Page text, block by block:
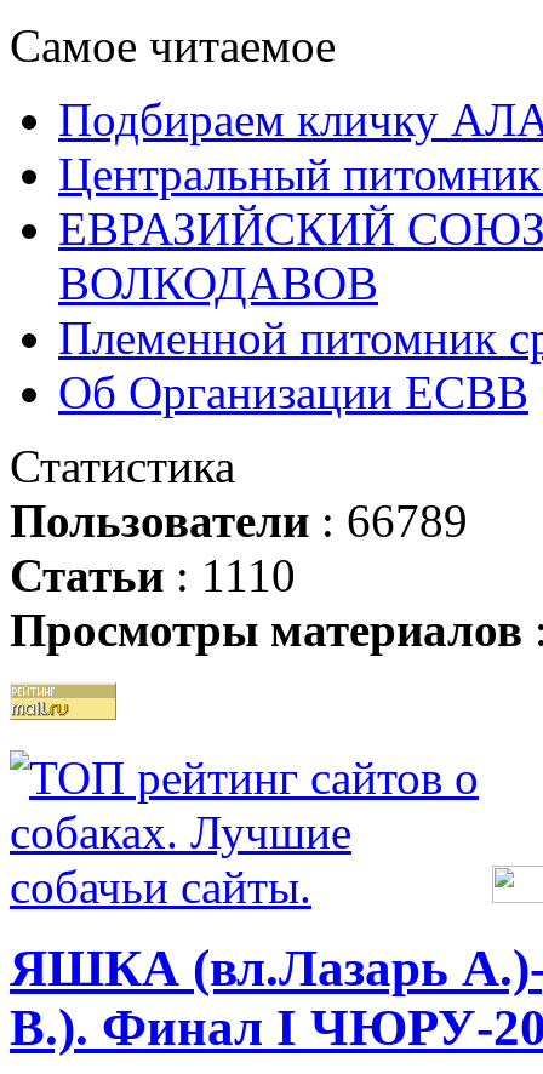
Самое читаемое
Подбираем кличку
Центральный
ЕВРАЗИЙСКИЙ
ВОЛКОДАВОВ
Племенной питомник
Об Организации ЕСВВ
Статистика
Пользователи : 66789
Статьи : 1110
Просмотры материалов
ЯШКА (вл.Лазарь
В.). Финал I ЧЮРУ-